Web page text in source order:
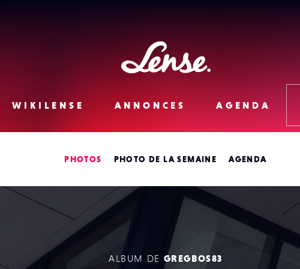
Lense
WIKILENSE ANNONCES AGENDA
PHOTOS PHOTO DE LA SEMAINE AGENDA
ALBUM DE GREGBOS83